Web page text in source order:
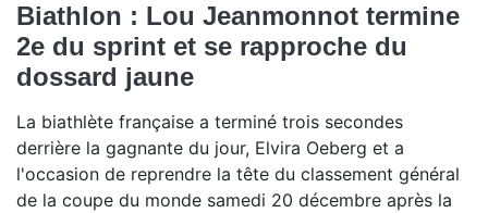
Biathlon : Lou Jeanmonnot termine
2e du sprint et se rapproche du
dossard jaune
La biathlète française a terminé trois secondes
derrière la gagnante du jour, Elvira Oeberg et a
l'occasion de reprendre la tête du classement général
de la coupe du monde samedi 20 décembre après la